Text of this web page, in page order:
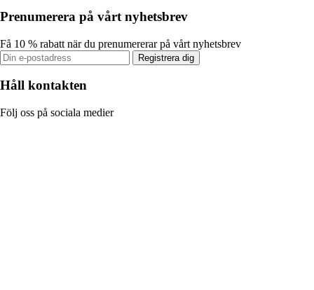
Prenumerera på vårt nyhetsbrev
Få 10 % rabatt när du prenumererar på vårt nyhetsbrev
Registrera dig
Håll kontakten
Följ oss på sociala medier